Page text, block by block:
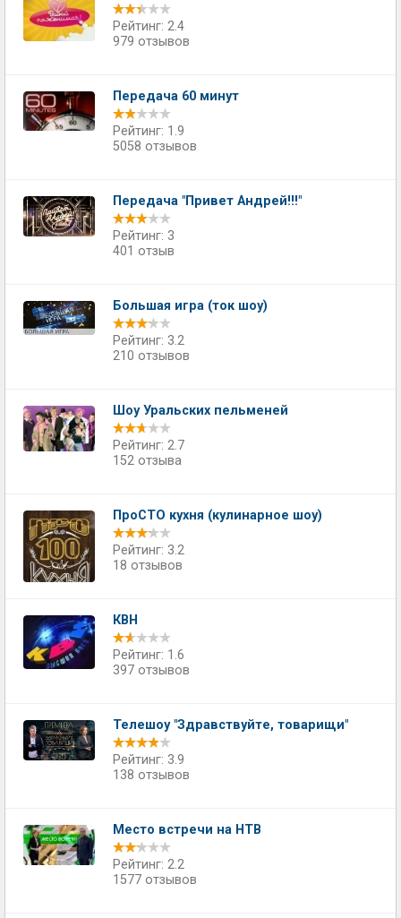
Рейтинг: 2.4
979 отзывов
Передача 60 минут
Рейтинг: 1.9
5058 отзывов
Передача "Привет Андрей!!!"
Рейтинг: 3
401 отзыв
Большая игра (ток шоу)
Рейтинг: 3.2
210 отзывов
Шоу Уральских пельменей
Рейтинг: 2.7
152 отзыва
ПроСТО кухня (кулинарное шоу)
Рейтинг: 3.2
18 отзывов
КВН
Рейтинг: 1.6
397 отзывов
Телешоу "Здравствуйте, товарищи"
Рейтинг: 3.9
138 отзывов
Место встречи на НТВ
Рейтинг: 2.2
1577 отзывов